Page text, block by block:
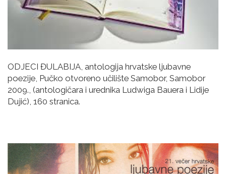
ODJECI ĐULABIJA, antologija hrvatske ljubavne
poezije, Pučko otvoreno učilište Samobor, Samobor
2009., (antologičara i urednika Ludwiga Bauera i Lidije
Dujić), 160 stranica.